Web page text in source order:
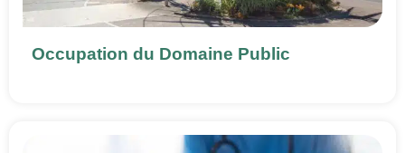
Occupation du Domaine Public